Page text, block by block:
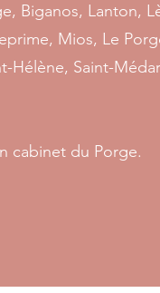
Biganos, Lanton,
Mios, Le
Hélène, Saint-
cabinet du Porge.